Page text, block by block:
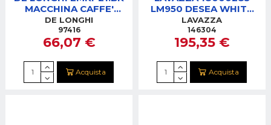
MACCHINA CAFFE'
ALICIA
DE LONGHI
97416
66,07 €
Acquista
LM950 DESEA WHITE
CREAM MACCHINA
CAFFE'
LAVAZZA
146304
195,35 €
Acquista